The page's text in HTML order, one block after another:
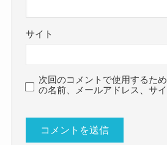
サイト
次回のコメントで使用するた
の名前、メールアドレス、サイ